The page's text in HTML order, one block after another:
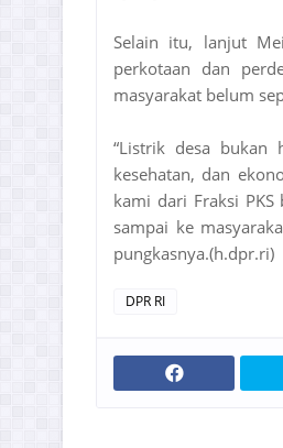
Selain itu, lanjut
perkotaan dan
masyarakat belum
“Listrik desa bukan
kesehatan, dan
kami dari Fraksi
sampai ke
pungkasnya.(h.dpr.ri)
DPR RI